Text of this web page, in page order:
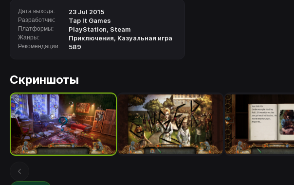
Дата выхода: 23 Jul 2015
Разработчик: Tap It Games
Платформы: PlayStation, Steam
Жанры: Приключения, Казуальная игра
Рекомендации: 589
Скриншоты